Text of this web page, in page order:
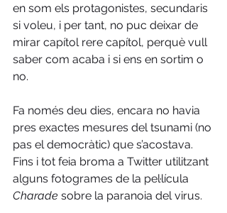
en som els protagonistes, secundaris
si voleu, i per tant, no puc deixar de
mirar capítol rere capítol, perquè vull
saber com acaba i si ens en sortim o
no.
Fa només deu dies, encara no havia
pres exactes mesures del tsunami (no
pas el democràtic) que s’acostava.
Fins i tot feia broma a Twitter utilitzant
alguns fotogrames de la pel·lícula
Charade sobre la paranoia del virus.